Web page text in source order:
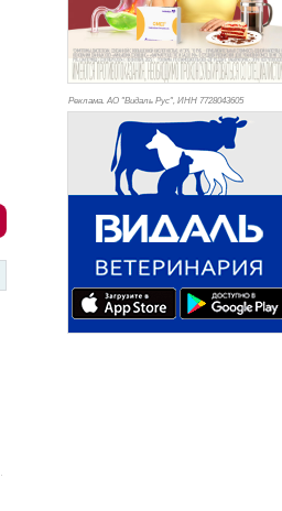
Реклама. АО "Видаль Рус", ИНН 7728043605